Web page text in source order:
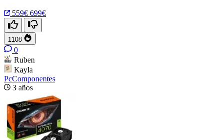
559€ 699€
1108
0
Ruben
Kayla
PcComponentes
3 años